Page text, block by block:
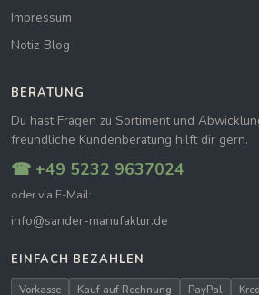
Impressum
Notiz-Blog
BERATUNG
Du hast Fragen zu Sortiment und
freundliche Kundenberatung hilft dir gern.
☎ +49 5232 9637024
oder via E-Mail:
info@sander-manufaktur.de
EINFACH BEZAHLEN
Vorkasse Kauf auf Rechnung PayPal